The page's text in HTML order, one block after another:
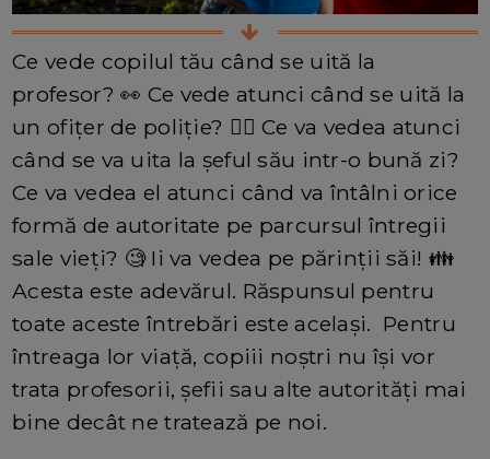
Ce vede copilul tău când se uită la
profesor? 👀 Ce vede atunci când se uită la
un ofițer de poliție? 👮‍♂️ Ce va vedea atunci
când se va uita la șeful său intr-o bună zi?
Ce va vedea el atunci când va întâlni orice
formă de autoritate pe parcursul întregii
sale vieți? 🧐 Ii va vedea pe părinții săi! 👪
Acesta este adevărul. Răspunsul pentru
toate aceste întrebări este același. Pentru
întreaga lor viață, copiii noștri nu își vor
trata profesorii, șefii sau alte autorități mai
bine decât ne tratează pe noi.